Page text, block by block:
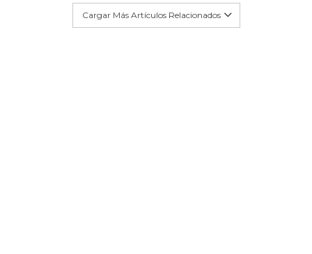
Cargar Más Artículos Relacionados